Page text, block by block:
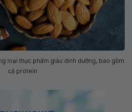
loại thực phẩm giàu dinh dưỡng, bao gồm
cả protein